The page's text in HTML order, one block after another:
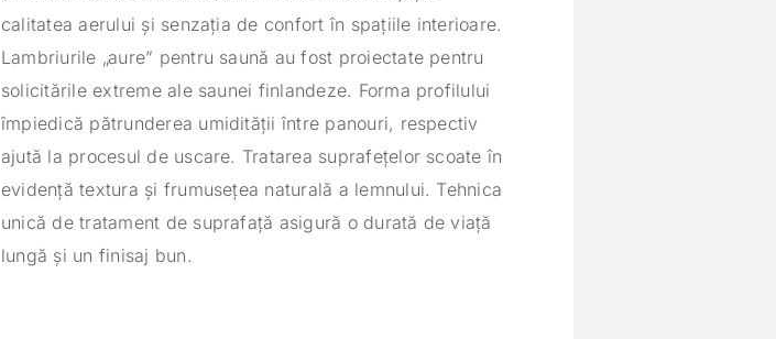
calitatea aerului și senzația de confort în spațiile interioare.
Lambriurile „aure” pentru saună au fost proiectate pentru
solicitările extreme ale saunei finlandeze. Forma profilului
împiedică pătrunderea umidității între panouri, respectiv
ajută la procesul de uscare. Tratarea suprafețelor scoate în
evidență textura și frumusețea naturală a lemnului. Tehnica
unică de tratament de suprafață asigură o durată de viață
lungă și un finisaj bun.